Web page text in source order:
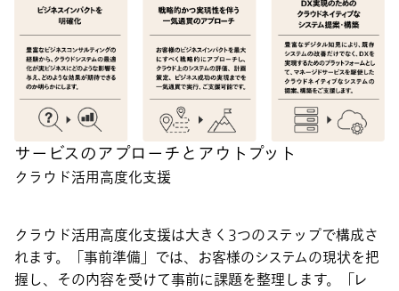
サービスのアプローチとアウトプット
クラウド活用高度化支援
クラウド活用高度化支援は大きく3つのステップで構成さ
れます。「事前準備」では、お客様のシステムの現状を把
握し、その内容を受けて事前に課題を整理します。「レ